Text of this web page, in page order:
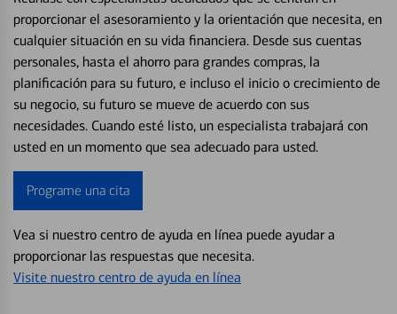
proporcionar el asesoramiento y la orientación que necesita, en
cualquier situación en su vida financiera. Desde sus cuentas
personales, hasta el ahorro para grandes compras, la
planificación para su futuro, e incluso el inicio o crecimiento de
su negocio, su futuro se mueve de acuerdo con sus
necesidades. Cuando esté listo, un especialista trabajará con
usted en un momento que sea adecuado para usted.
Programe una cita
Vea si nuestro centro de ayuda en línea puede ayudar a
proporcionar las respuestas que necesita.
Visite nuestro centro de ayuda en línea